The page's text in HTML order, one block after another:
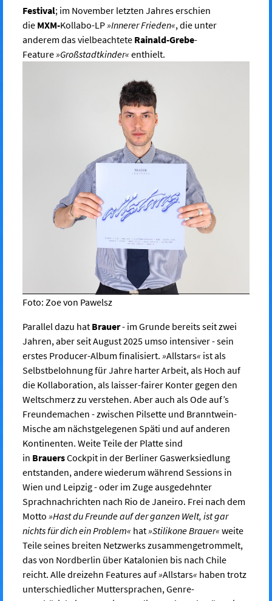
Festival; im November letzten Jahres erschien
die MXM-Kollabo-LP»Innerer Frieden«, die unter
anderem das vielbeachtete Rainald-Grebe-
Feature»Großstadtkinder«enthielt.
Foto: Zoe von Pawelsz
Parallel dazu hat Brauer- im Grunde bereits seit zwei
Jahren, aber seit August 2025 umso intensiver - sein
erstes Producer-Album finalisiert. »Allstars« ist als
Selbstbelohnung für Jahre harter Arbeit, als Hoch auf
die Kollaboration, als laisser-fairer Konter gegen den
Weltschmerz zu verstehen. Aber auch als Ode auf’s
Freundemachen - zwischen Pilsette und Branntwein-
Mische am nächstgelegenen Späti und auf anderen
Kontinenten. Weite Teile der Platte sind
in BrauersCockpit in der Berliner Gaswerksiedlung
entstanden, andere wiederum während Sessions in
Wien und Leipzig - oder im Zuge ausgedehnter
Sprachnachrichten nach Rio de Janeiro. Frei nach dem
Motto »Hast du Freunde auf der ganzen Welt, ist gar
nichts für dich ein Problem« hat»Stilikone Brauer«weite
Teile seines breiten Netzwerks zusammengetrommelt,
das von Nordberlin über Katalonien bis nach Chile
reicht. Alle dreizehn Features auf»Allstars« haben trotz
unterschiedlicher Muttersprachen, Genre-